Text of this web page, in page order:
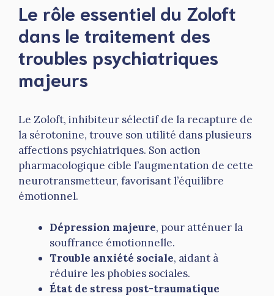
Le rôle essentiel du Zoloft
dans le traitement des
troubles psychiatriques
majeurs
Le Zoloft, inhibiteur sélectif de la recapture de
la sérotonine, trouve son utilité dans plusieurs
affections psychiatriques. Son action
pharmacologique cible l’augmentation de cette
neurotransmetteur, favorisant l’équilibre
émotionnel.
Dépression majeure, pour atténuer la
souffrance émotionnelle.
Trouble anxiété sociale, aidant à
réduire les phobies sociales.
État de stress post-traumatique